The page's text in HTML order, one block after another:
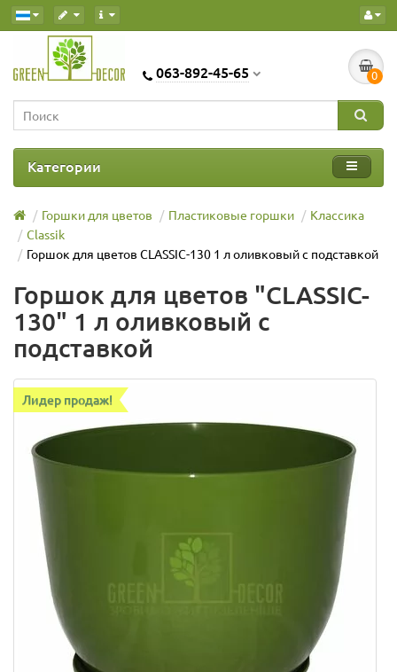
063-892-45-65 0
Категории
Горшки для цветов Пластиковые горшки
Классика
Classik
Горшок для цветов CLASSIC-130 1 л оливковый с подставкой
Горшок для цветов "CLASSIC-
130" 1 л оливковый с
подставкой
Лидер продаж!